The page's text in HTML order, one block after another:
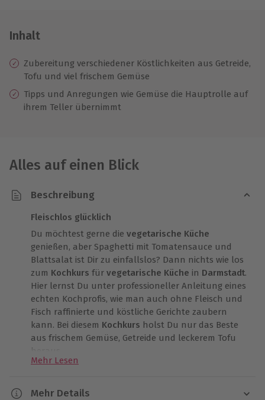
3 Jahre gültig & verlängerbar.
Inhalt
Zubereitung verschiedener Köstlichkeiten aus Getreide,
Tofu und viel frischem Gemüse
Tipps und Anregungen wie Gemüse die Hauptrolle auf
ihrem Teller übernimmt
Alles auf einen Blick
Beschreibung
Fleischlos glücklich
Du möchtest gerne die vegetarische Küche
genießen, aber Spaghetti mit Tomatensauce und
Blattsalat ist Dir zu einfallslos? Dann nichts wie los
zum Kochkurs für vegetarische Küche in Darmstadt.
Hier lernst Du unter professioneller Anleitung eines
echten Kochprofis, wie man auch ohne Fleisch und
Fisch raffinierte und köstliche Gerichte zaubern
kann. Bei diesem Kochkurs holst Du nur das Beste
aus frischem Gemüse, Getreide und leckerem Tofu
heraus.
Darmstadtwirst Du Dich in dem angenehmen
Mehr Lesen
Mehr Details